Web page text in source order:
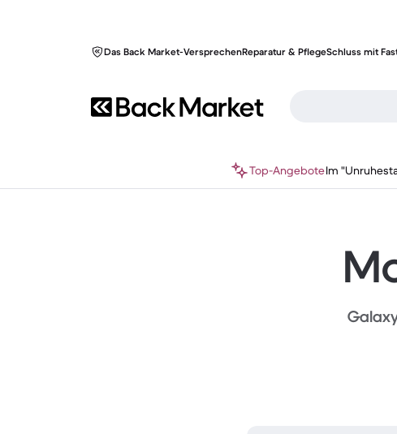
Das Back Market-VersprechenReparatur & PflegeSchluss mit
Top-AngeboteIm